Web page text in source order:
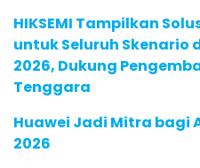
HIKSEMI Tampilkan
untuk Seluruh Skenario
2026, Dukung
Tenggara
Huawei Jadi Mitra bagi
2026